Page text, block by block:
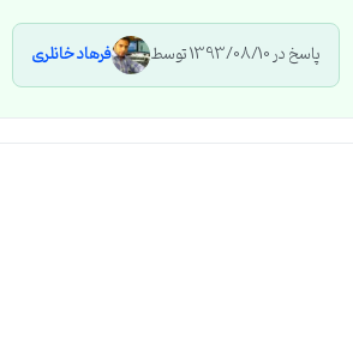
پاسخ در 1393/08/10 توسط فرهاد خانلری